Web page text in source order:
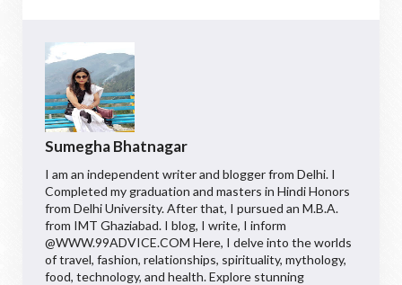
Sumegha Bhatnagar
I am an independent writer and blogger from Delhi. I
Completed my graduation and masters in Hindi Honors
from Delhi University. After that, I pursued an M.B.A.
from IMT Ghaziabad. I blog, I write, I inform
@WWW.99ADVICE.COM Here, I delve into the worlds
of travel, fashion, relationships, spirituality, mythology,
food, technology, and health. Explore stunning